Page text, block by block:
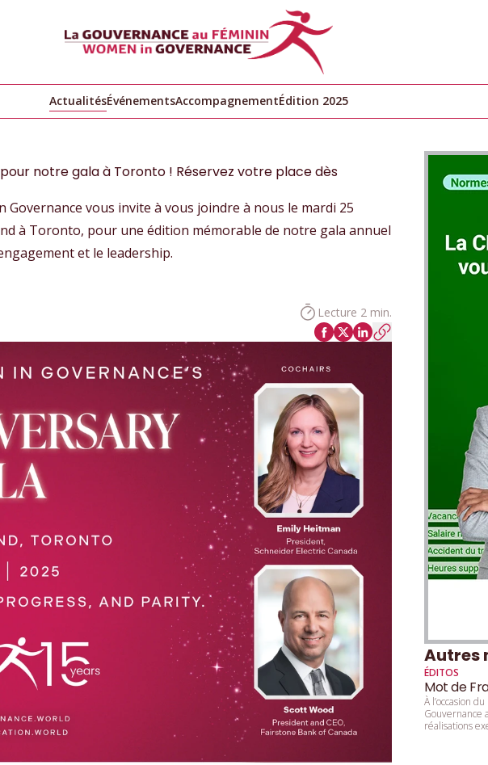
ActualitésÉvénementsAccompagnementÉdition 2025
notre gala à Toronto ! Réservez votre place dès
vous invite à vous joindre à nous le mardi 25
à Toronto, pour une édition mémorable de notre gala annuel
et le leadership.
Lecture 2 min.
Autres
ÉDITOS
Mot de
À l’occasion
Gouvernance
réalisations